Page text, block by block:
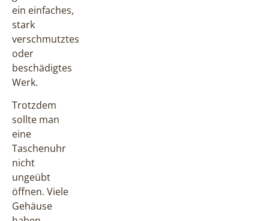
ein einfaches,
stark
verschmutztes
oder
beschädigtes
Werk.
Trotzdem
sollte man
eine
Taschenuhr
nicht
ungeübt
öffnen. Viele
Gehäuse